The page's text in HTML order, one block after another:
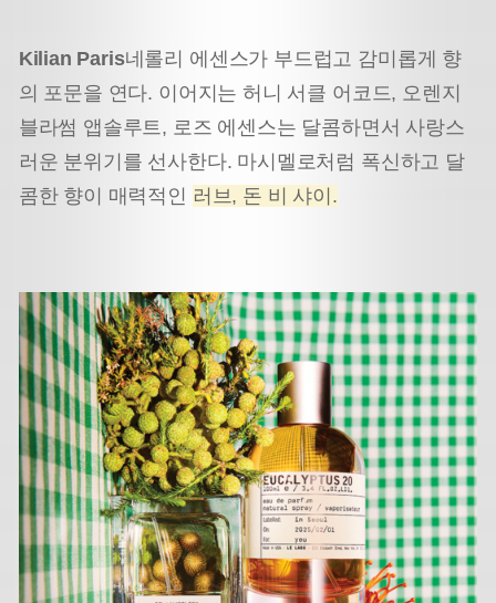
Kilian Paris네롤리 에센스가 부드럽고 감미롭게 향
의 포문을 연다. 이어지는 허니 서클 어코드, 오렌지
블라썸 앱솔루트, 로즈 에센스는 달콤하면서 사랑스
러운 분위기를 선사한다. 마시멜로처럼 폭신하고 달
콤한 향이 매력적인 러브, 돈 비 샤이.